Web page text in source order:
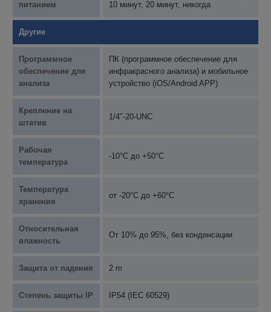
питанием
10 минут, 20 минут, никогда
Другие
Программное
обеспечение для
анализа
ПК (программное обеспечение для
инфракрасного анализа) и мобильное
устройство (iOS/Android APP)
Крепление на
штатив
1/4″-20-UNC
Рабочая
температура
-10°C до +50°C
Температура
хранения
от -20°C до +60°C
Относительная
влажность
От 10% до 95%, без конденсации
Защита от падения 2 m
Степень защиты IP IP54 (IEC 60529)